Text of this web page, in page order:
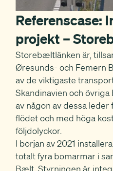
Referenscase:
projekt –
Storebæltlänken är,
Øresunds- och Femern
av de viktigaste
Skandinavien och
av någon av dessa leder
flödet och med höga
följdolyckor.
I början av 2021
totalt fyra bomarmar i
Bælt. Styrningen är